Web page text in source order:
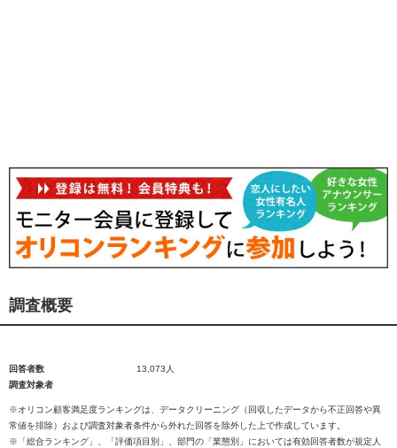
調査概要
回答者数
13,073人
調査対象者
※オリコン顧客満足度ランキングは、データクリーニング（回収したデータから不正回答や異
常値を排除）および調査対象者条件から外れた回答を除外した上で作成しています。
※「総合ランキング」、「評価項目別」、部門の「業態別」においては有効回答者数が規定人